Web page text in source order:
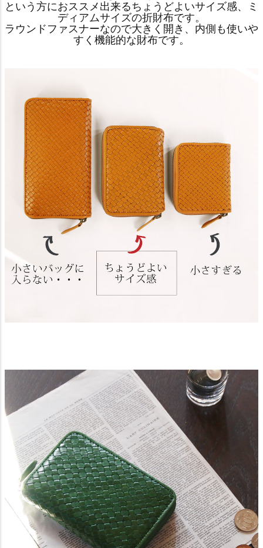
という方におススメ出来るちょうどよいサイズ感、ミ
ディアムサイズの折財布です。
ラウンドファスナーなので大きく開き、内側も使いや
すく機能的な財布です。